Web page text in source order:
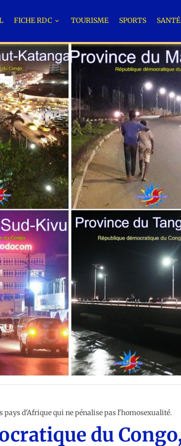
FICHE RDC TOURISME SPORTS
pays d'Afrique qui ne pénalise pas l'homosexualité.
du